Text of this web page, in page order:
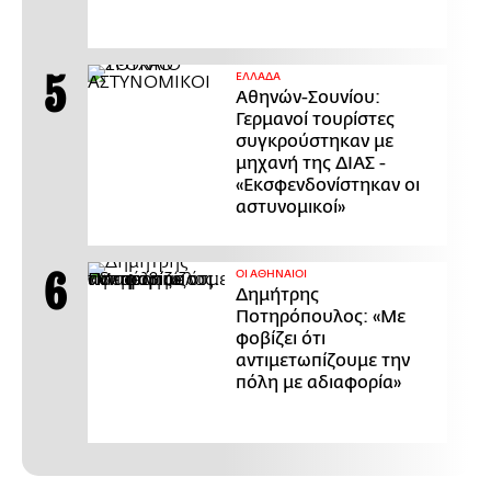
ΕΛΛΑΔΑ
Αθηνών-Σουνίου:
Γερμανοί τουρίστες
συγκρούστηκαν με
μηχανή της ΔΙΑΣ -
«Εκσφενδονίστηκαν οι
αστυνομικοί»
ΟΙ ΑΘΗΝΑΙΟΙ
Δημήτρης
Ποτηρόπουλος: «Με
φοβίζει ότι
αντιμετωπίζουμε την
πόλη με αδιαφορία»